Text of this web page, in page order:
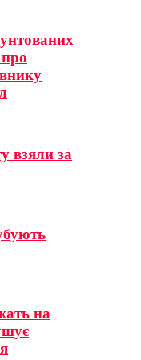
взяли за
на